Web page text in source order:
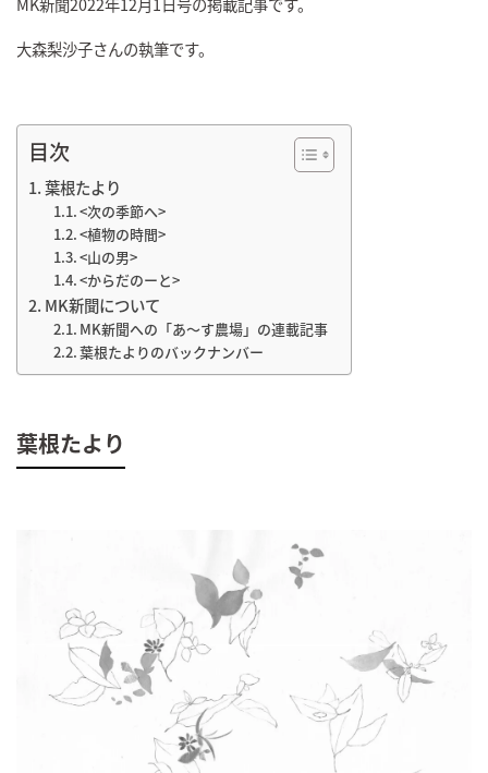
大森梨沙子さんの執筆です。
目次
葉根たより
<次の季節へ>
<植物の時間>
<山の男>
<からだのーと>
MK新聞について
MK新聞への「あ～す農場」の連載記事
葉根たよりのバックナンバー
葉根たより